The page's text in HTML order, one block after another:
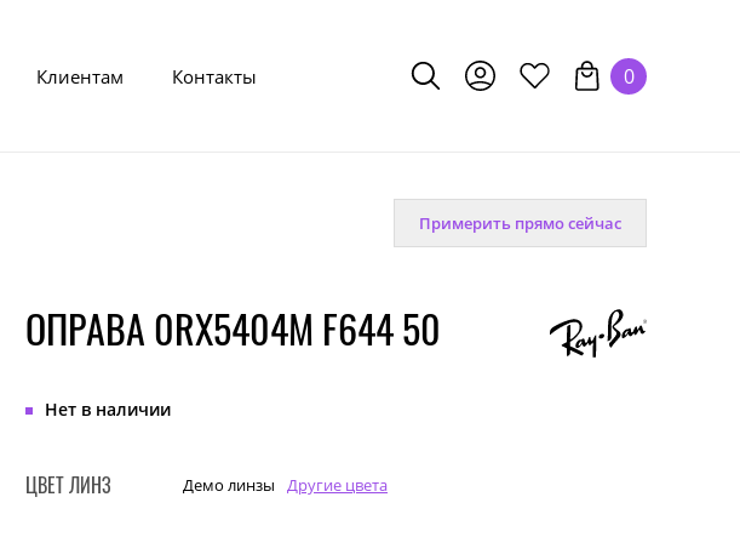
Клиентам Контакты 0
Примерить прямо сейчас
ОПРАВА 0RX5404M F644 50
Нет в наличии
ЦВЕТ ЛИНЗ Демо линзы Другие цвета